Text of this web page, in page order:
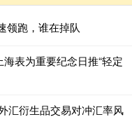
领跑，谁在掉队
表为重要纪念日推“轻定
汇衍生品交易对冲汇率风